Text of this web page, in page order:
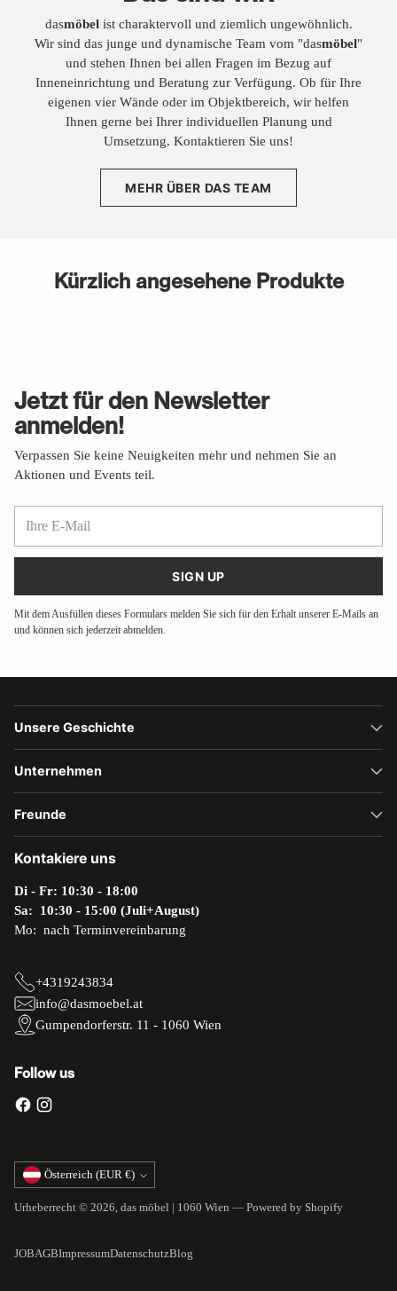
dasmöbelist charaktervoll und ziemlich ungewöhnlich.
Wir sind das junge und dynamische Team vom "dasmöbel"
und stehen Ihnen bei allen Fragen im Bezug auf
Inneneinrichtung und Beratung zur Verfügung. Ob für Ihre
eigenen vier Wände oder im Objektbereich, wir helfen
Ihnen gerne bei Ihrer individuellen Planung und
Umsetzung. Kontaktieren Sie uns!
MEHR ÜBER DAS TEAM
Kürzlich angesehene Produkte
Jetzt für den Newsletter
anmelden!
Verpassen Sie keine Neuigkeiten mehr und nehmen Sie an
Aktionen und Events teil.
SIGN UP
Mit dem Ausfüllen dieses Formulars melden Sie sich für den Erhalt unserer E-Mails an
und können sich jederzeit abmelden.
Unsere Geschichte
Unternehmen
Freunde
Kontakiere uns
Di - Fr: 10:30 - 18:00
Sa: 10:30 - 15:00 (Juli+August)
Mo: nach Terminvereinbarung
+4319243834
info@dasmoebel.at
Gumpendorferstr. 11 - 1060 Wien
Follow us
Währung Österreich (EUR €)
Urheberrecht © 2026, das möbel | 1060 Wien — Powered by Shopify
JOBAGBImpressumDatenschutzBlog